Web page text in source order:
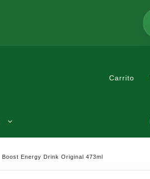
Carrito
Boost Energy Drink Original 473ml